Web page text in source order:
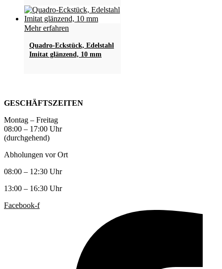
Die
Optionen
können
der
Produktseite
Mehr erfahren
Quadro-Eckstück, Edelstahl
Imitat glänzend, 10 mm
GESCHÄFTSZEITEN
Montag – Freitag
08:00 – 17:00 Uhr
(durchgehend)
Abholungen vor Ort
08:00 – 12:30 Uhr
13:00 – 16:30 Uhr
Facebook-f